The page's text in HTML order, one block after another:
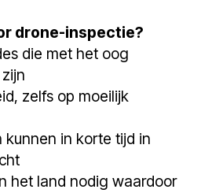
drone-inspectie?
die met het oog
zelfs op moeilijk
in korte tijd in
het land nodig waardoor